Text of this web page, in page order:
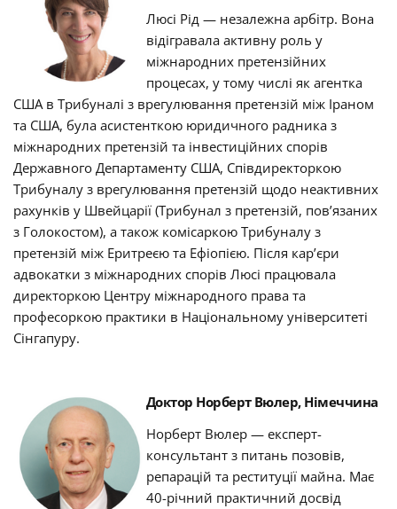
Люсі Рід — незалежна арбітр. Вона
відігравала активну роль у
міжнародних претензійних
процесах, у тому числі як агентка
США в Трибуналі з врегулювання претензій між Іраном
та США, була асистенткою юридичного радника з
міжнародних претензій та інвестиційних спорів
Державного Департаменту США, Співдиректоркою
Трибуналу з врегулювання претензій щодо неактивних
рахунків у Швейцарії (Трибунал з претензій, пов’язаних
з Голокостом), а також комісаркою Трибуналу з
претензій між Еритреєю та Ефіопією. Після кар’єри
адвокатки з міжнародних спорів Люсі працювала
директоркою Центру міжнародного права та
професоркою практики в Національному університеті
Сінгапуру.
Доктор Норберт Вюлер, Німеччина
Норберт Вюлер — експерт-
консультант з питань позовів,
репарацій та реституції майна. Має
40-річний практичний досвід